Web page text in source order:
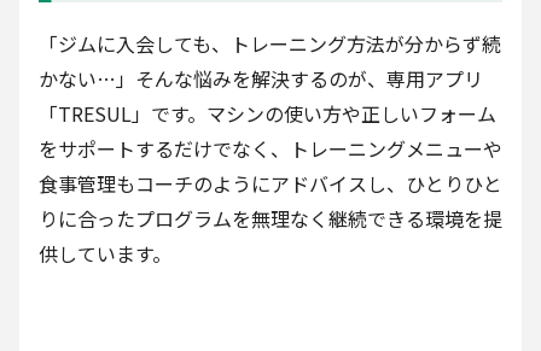
「ジムに入会しても、トレーニング方法が分からず続
かない…」そんな悩みを解決するのが、専用アプリ
「TRESUL」です。マシンの使い方や正しいフォーム
をサポートするだけでなく、トレーニングメニューや
食事管理もコーチのようにアドバイスし、ひとりひと
りに合ったプログラムを無理なく継続できる環境を提
供しています。